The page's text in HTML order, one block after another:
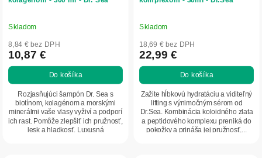
Skladom
8,84 € bez DPH
10,87 €
Do košíka
Rozjasňujúci šampón Dr. Sea s
biotínom, kolagénom a morskými
minerálmi vaše vlasy vyživí a podporí
ich rast. Pomôže zlepšiť ich pružnosť,
lesk a hladkosť. Luxusná
Skladom
18,69 € bez DPH
22,99 €
Do košíka
Zažite hĺbkovú hydratáciu a viditeľný
lifting s výnimočným sérom od
Dr.Sea. Kombinácia koloidného zlata
a peptidového komplexu preniká do
pokožky a prináša jej pružnosť,...